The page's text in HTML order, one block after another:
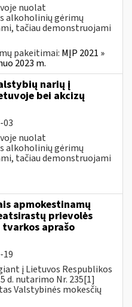
nuolat
alkoholinių gėrimų
tačiau demonstruojami
pakeitimai: MĮP 2021 »
2023 m.
narių į
bei akcizų
03
nuolat
alkoholinių gėrimų
tačiau demonstruojami
apmokestinamų
prievolės
aprašo
19
į Lietuvos Respublikos
d. nutarimo Nr. 235[1]
Valstybinės mokesčių